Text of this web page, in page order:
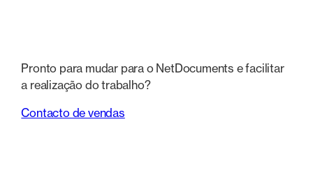
Pronto para mudar para o NetDocuments e facilitar
a realização do trabalho?
Contacto de vendas